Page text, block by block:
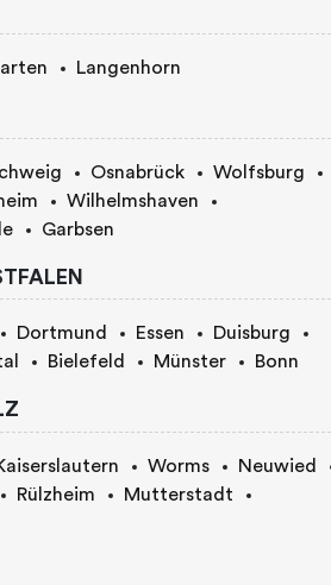
Langenhorn
Osnabrück
Wolfsburg
Wilhelmshaven
Garbsen
Dortmund Essen
Duisburg
Bielefeld Münster Bonn
Worms
Neuwied
Rülzheim
Mutterstadt